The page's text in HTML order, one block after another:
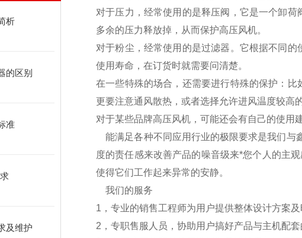
析
的区别
准
及维护
对于压力，经常使用的是释压阀，它是一个卸
多余的压力释放掉，从而保护高压风机。
对于粉尘，经常使用的是过滤器。它根据不同
使用寿命，在订货时就需要问清楚。
在一些特殊的场合，还需要进行特殊的保护：比
更要注意通风散热，或者选择允许进风温度较高
对于某些品牌高压风机，可能还会有自己的使用
能满足各种不同应用行业的极限要求是我们与
度的责任感来改善产品的噪音级来*您个人的主
使得它们工作起来异常的安静。
我们的服务
1，专业的销售工程师为用户提供整体设计方案
2，专职售服人员，协助用户搞好产品与主机配套